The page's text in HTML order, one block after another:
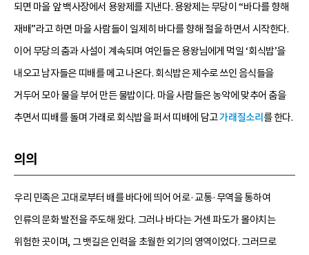
되면 마을 앞 백사장에서 용왕제를 지낸다. 용왕제는 무당이 “바다를 향해
재배”라고 하면 마을 사람들이 일제히 바다를 향해 절을 하면서 시작한다.
이어 무당의 춤과 사설이 계속되며 여인들은 용왕님에게 먹일 ‘회식밥’을
내오고 남자들은 띠배를 메고 나온다. 회식밥은 제수로 쓰인 음식들을
거두어 모아 물을 부어 만든 물밥이다. 마을 사람들은 농악에 맞추어 춤을
추면서 띠배를 돌며 가래로 회식밥을 퍼서 띠배에 담고가래질소리 를 한다.
의의
우리 민족은 고대로부터 배를 바다에 띄어 어로·교통·무역을 통하여
인류의 문화 발전을 주도해 왔다. 그러나 바다는 거센 파도가 몰아치는
위험한 곳이며, 그 뱃길은 인력을 초월한 외기의 영역이었다. 그러므로